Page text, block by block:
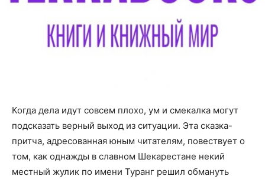
Когда дела идут совсем плохо, ум и смекалка могут
подсказать верный выход из ситуации. Эта сказка-
притча, адресованная юным читателям, повествует о
том, как однажды в славном Шекарестане некий
местный жулик по имени Туранг решил обмануть